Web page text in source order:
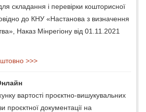
складання і перевірки кошторисної
до КНУ «Настанова з визначення
Наказ Мінрегіону від 01.11.2021
>>>
вартості проєктно-вишукувальних
проєктної документації на